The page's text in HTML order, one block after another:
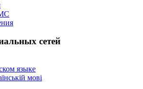
сетей
языке
мові